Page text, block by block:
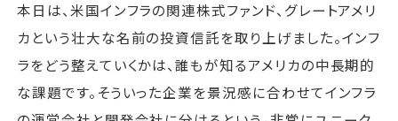
本日は、米国インフラの関連株式ファンド、グレートアメリ
カという壮大な名前の投資信託を取り上げました。インフ
ラをどう整えていくかは、誰もが知るアメリカの中長期的
な課題です。そういった企業を景況感に合わせてインフラ